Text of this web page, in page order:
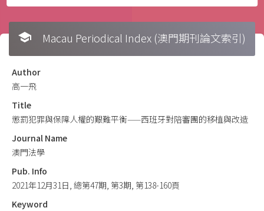
school Macau Periodical Index (澳門期刊論文索引)
Author
高一飛
Title
懲罰犯罪與保障人權的艱難平衡——西班牙對陪審團的移植與改造
Journal Name
澳門法學
Pub. Info
2021年12月31日, 總第47期, 第3期, 第138-160頁
Keyword